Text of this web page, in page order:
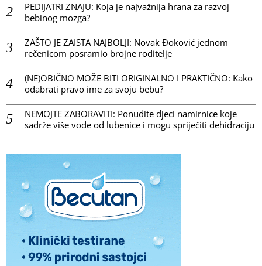
PEDIJATRI ZNAJU: Koja je najvažnija hrana za razvoj
bebinog mozga?
ZAŠTO JE ZAISTA NAJBOLJI: Novak Đoković jednom
rečenicom posramio brojne roditelje
(NE)OBIČNO MOŽE BITI ORIGINALNO I PRAKTIČNO: Kako
odabrati pravo ime za svoju bebu?
NEMOJTE ZABORAVITI: Ponudite djeci namirnice koje
sadrže više vode od lubenice i mogu spriječiti dehidraciju